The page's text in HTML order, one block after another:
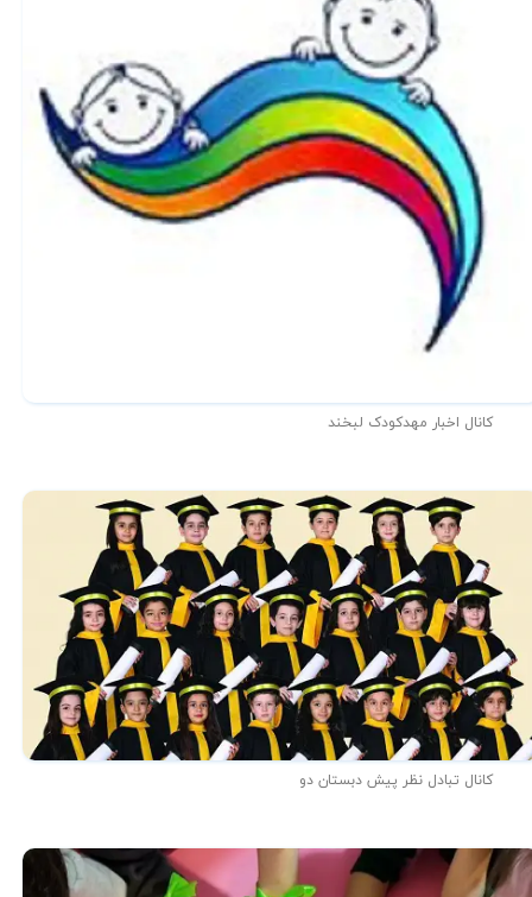
کانال اخبار مهدکودک لبخند
کانال تبادل نظر پیش دبستان دو